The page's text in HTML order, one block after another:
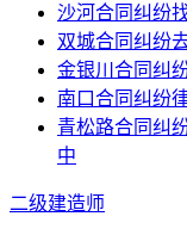
沙河合同纠纷
双城合同纠纷
金银川合同纠
南口合同纠纷
青松路合同纠
中
二级建造师